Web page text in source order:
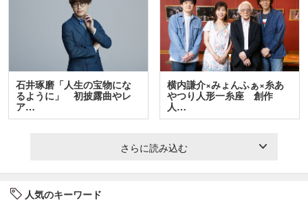
石井琢磨「人生の宝物にな
るように」 初披露曲やレ
ア…
横内謙介×みょんふぁ×糸あ
やつり人形一糸座 創作
人…
さらに読み込む
人気のキーワード